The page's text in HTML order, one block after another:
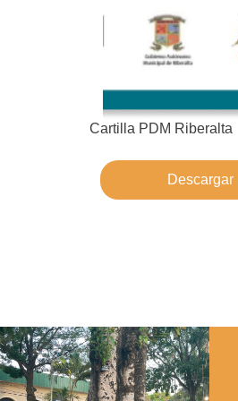
Cartilla PDM Riberalta
Descargar